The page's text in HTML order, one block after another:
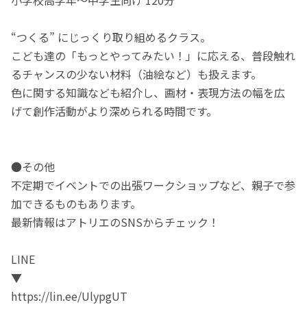
“つくる” にじっくり取り組めるクラス。
こども達の「もっとやってみたい！」に応える、普段触れ
るチャンスの少ない材料（油絵など）も扱えます。
色に関する知識なども紹介し、画材・表現方法の幅を広
げて創作活動がより深められる時間です。
●その他
不定期でイベントでの出張ワークショップなど、親子で参
加できるものもあります。
最新情報はアトリエのSNSからチェック！
LINE
▼
https://lin.ee/UlypgUT